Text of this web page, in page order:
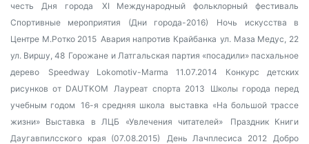
честь Дня города
XI Международный фольклорный фестиваль
Спортивные мероприятия (Дни города-2016)
Ночь искусства в
Центре М.Ротко 2015 Авария напротив Крайбанка ул. Маза Медус, 22
ул. Виршу, 48 Горожане и Латгальская партия «посадили» пасхальное
дерево
Speedway Lokomotiv-Marma 11.07.2014
Конкурс детских
рисунков от DAUTKOM
Лауреат спорта 2013
Школы города перед
учебным годом 16-я средняя школа выставка «На большой трассе
жизни» Выставка в ЛЦБ «Увлечения читателей»
Праздник Книги
Даугавпилсского края (07.08.2015)
День Лачплесиса 2012
Добро